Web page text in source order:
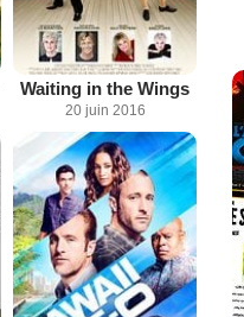
Waiting in the Wings
20 juin 2016